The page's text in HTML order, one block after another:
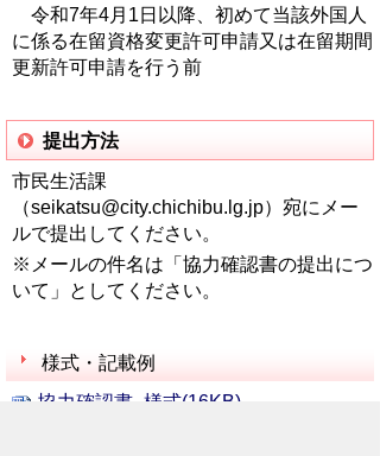
令和7年4月1日以降、初めて当該外国人
に係る在留資格変更許可申請又は在留期間
更新許可申請を行う前
提出方法
市民生活課
（seikatsu@city.chichibu.lg.jp）宛にメー
ルで提出してください。
※メールの件名は「協力確認書の提出につ
いて」としてください。
様式・記載例
協力確認書_様式(16KB)